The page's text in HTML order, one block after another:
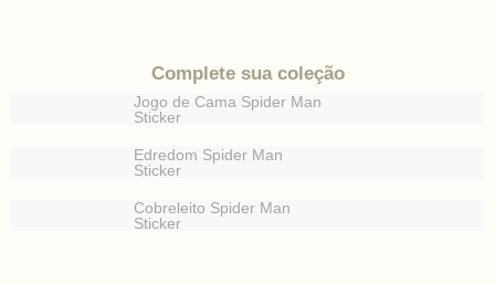
Complete sua coleção
Jogo de Cama Spider Man
Sticker
Edredom Spider Man
Sticker
Cobreleito Spider Man
Sticker